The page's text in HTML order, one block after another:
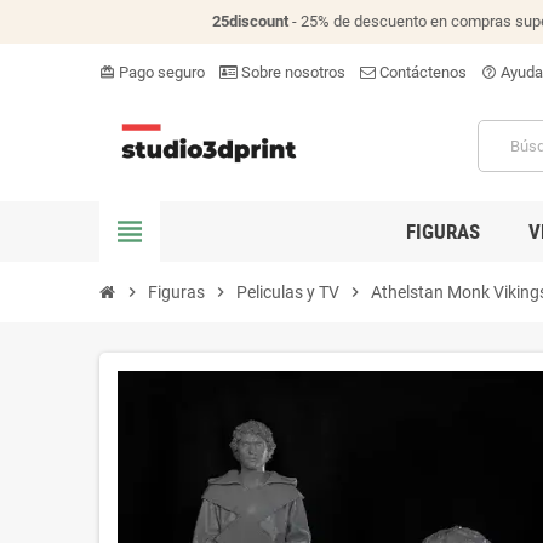
25discount- 25% de descuento en compras
card_giftcard Pago seguro Sobre nosotros Contáctenos help_outline Ayuda
view_headline FIGURAS
chevron_right Figuras chevron_right Peliculas y TV chevron_right Athelstan Monk